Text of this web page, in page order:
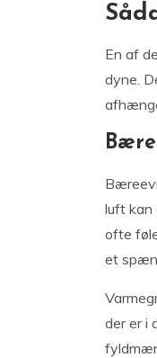
En af
dyne.
luft kan
ofte
et
der er i